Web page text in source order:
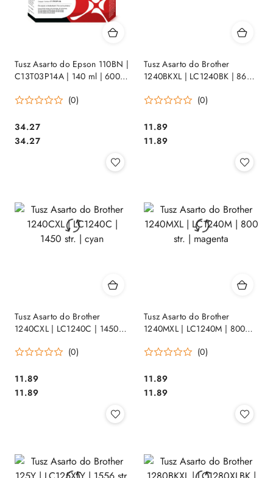
Tusz Asarto do Epson 110BN |
C13T03P14A | 140 ml | 6000
(0)
Cena:
34.27
Cena:
34.27
Tusz Asarto do Brother
1240BKXL | LC1240BK | 860
(0)
Cena:
11.89
Cena:
11.89
Tusz Asarto do Brother
1240CXL | LC1240C | 1450
(0)
Cena:
11.89
Cena:
11.89
Tusz Asarto do Brother
1240MXL | LC1240M | 800
(0)
Cena:
11.89
Cena:
11.89